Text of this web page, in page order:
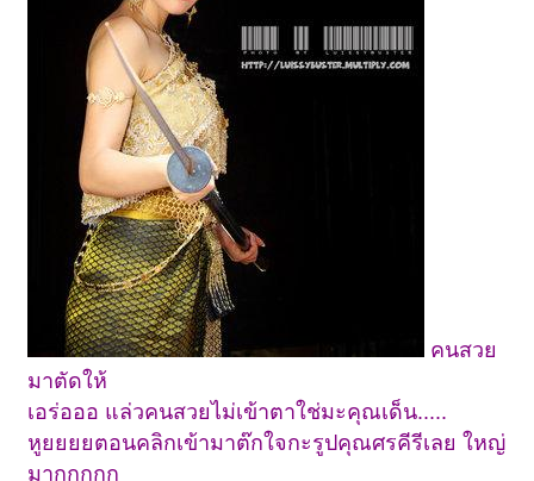
คนสวย
มาตัดให้
เอร่อออ แล่วคนสวยไม่เข้าตาใช่มะคุณเด็น.....
หูยยยยตอนคลิกเข้ามาต๊กใจกะรูปคุณศรคีรีเลย ใหญ่
มากกกกก